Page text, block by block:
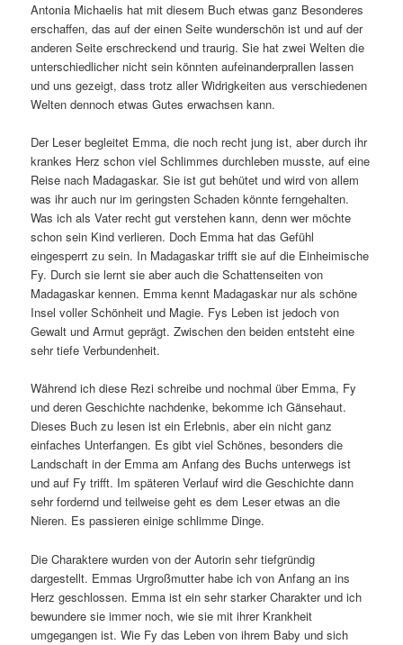
Antonia Michaelis hat mit diesem Buch etwas ganz Besonderes
erschaffen, das auf der einen Seite wunderschön ist und auf der
anderen Seite erschreckend und traurig. Sie hat zwei Welten die
unterschiedlicher nicht sein könnten aufeinanderprallen lassen
und uns gezeigt, dass trotz aller Widrigkeiten aus verschiedenen
Welten dennoch etwas Gutes erwachsen kann.
Der Leser begleitet Emma, die noch recht jung ist, aber durch ihr
krankes Herz schon viel Schlimmes durchleben musste, auf eine
Reise nach Madagaskar. Sie ist gut behütet und wird von allem
was ihr auch nur im geringsten Schaden könnte ferngehalten.
Was ich als Vater recht gut verstehen kann, denn wer möchte
schon sein Kind verlieren. Doch Emma hat das Gefühl
eingesperrt zu sein. In Madagaskar trifft sie auf die Einheimische
Fy. Durch sie lernt sie aber auch die Schattenseiten von
Madagaskar kennen. Emma kennt Madagaskar nur als schöne
Insel voller Schönheit und Magie. Fys Leben ist jedoch von
Gewalt und Armut geprägt. Zwischen den beiden entsteht eine
sehr tiefe Verbundenheit.
Während ich diese Rezi schreibe und nochmal über Emma, Fy
und deren Geschichte nachdenke, bekomme ich Gänsehaut.
Dieses Buch zu lesen ist ein Erlebnis, aber ein nicht ganz
einfaches Unterfangen. Es gibt viel Schönes, besonders die
Landschaft in der Emma am Anfang des Buchs unterwegs ist
und auf Fy trifft. Im späteren Verlauf wird die Geschichte dann
sehr fordernd und teilweise geht es dem Leser etwas an die
Nieren. Es passieren einige schlimme Dinge.
Die Charaktere wurden von der Autorin sehr tiefgründig
dargestellt. Emmas Urgroßmutter habe ich von Anfang an ins
Herz geschlossen. Emma ist ein sehr starker Charakter und ich
bewundere sie immer noch, wie sie mit ihrer Krankheit
umgegangen ist. Wie Fy das Leben von ihrem Baby und sich